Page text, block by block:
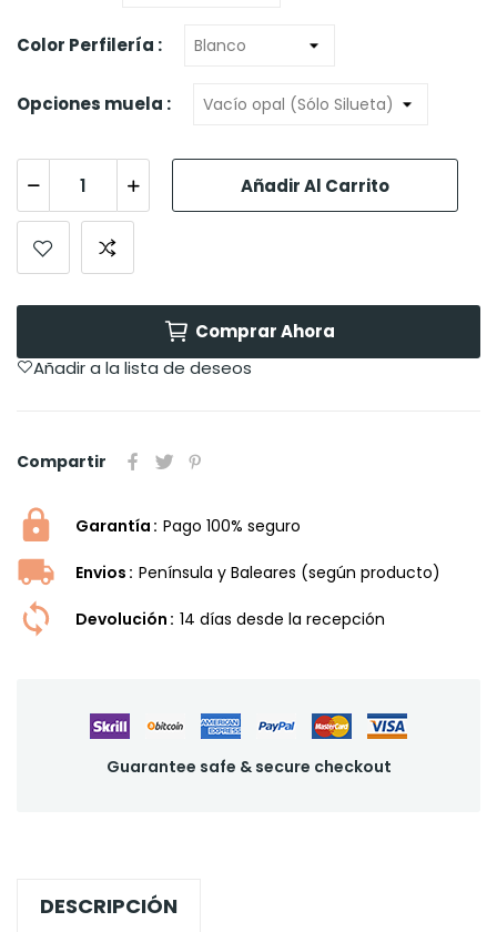
Color Perfilería :
Opciones muela :
Añadir Al Carrito
Comprar Ahora
Añadir a la lista de deseos
Compartir
Garantía Pago 100% seguro
Envios Península y Baleares (según producto)
Devolución 14 dí­as desde la recepción
Guarantee safe & secure checkout
DESCRIPCIÓN